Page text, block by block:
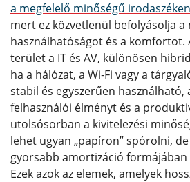
a megfelelő minőségű
mert ez közvetlenül befolyásolja
használhatóságot és a komfortot.
terület a IT és AV, különösen
ha a hálózat, a Wi‑Fi vagy a
stabil és egyszerűen használható,
felhasználói élményt és a
utolsósorban a kivitelezési
lehet ugyan „papíron” spórolni,
gyorsabb amortizáció formájában
Ezek azok az elemek, amelyek